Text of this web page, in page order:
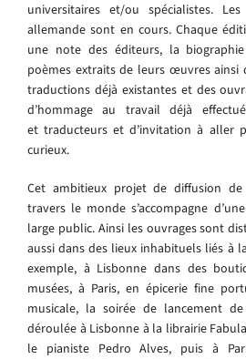
universitaires et/ou spécialistes.
allemande sont en cours. Chaque
une note des éditeurs, la
poèmes extraits de leurs œuvres ainsi
traductions déjà existantes et des
d’hommage au travail déjà
et traducteurs et d’invitation à aller
curieux.
Cet ambitieux projet de diffusion
travers le monde s’accompagne
large public. Ainsi les ouvrages sont
aussi dans des lieux inhabituels liés à
exemple, à Lisbonne dans des
musées, à Paris, en épicerie fine
musicale, la soirée de lancement de
déroulée à Lisbonne à la librairie
le pianiste Pedro Alves, puis à